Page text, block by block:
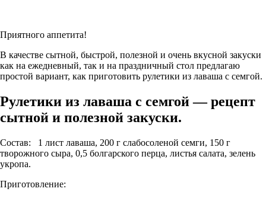
Приятного аппетита!
В качестве сытной, быстрой, полезной и очень вкусной закуски
как на ежедневный, так и на праздничный стол предлагаю
простой вариант, как приготовить рулетики из лаваша с семгой.
Рулетики из лаваша с семгой — рецепт
сытной и полезной закуски.
Состав: 1 лист лаваша, 200 г слабосоленой семги, 150 г
творожного сыра, 0,5 болгарского перца, листья салата, зелень
укропа.
Приготовление: